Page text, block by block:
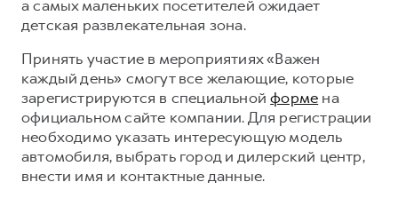
Сервис для корпоративных клиентов
HAVAL Лизинг
АКСЕССУАРЫ HAVAL
Автомобильные аксессуары
Коллекция CITY
Коллекция Базовая
АКСЕССУАРЫ HAVAL
Автомобильные аксессуары
Коллекция CITY
Коллекция Базовая
Коллекция Детская
а самых маленьких посетителей ожидает
детская развлекательная зона.
Принять участие в мероприятиях «Важен
каждый день» смогут все желающие, которые
зарегистрируются в специальнойформе на
официальном сайте компании. Для регистрации
необходимо указать интересующую модель
автомобиля, выбрать город и дилерский центр,
внести имя и контактные данные.